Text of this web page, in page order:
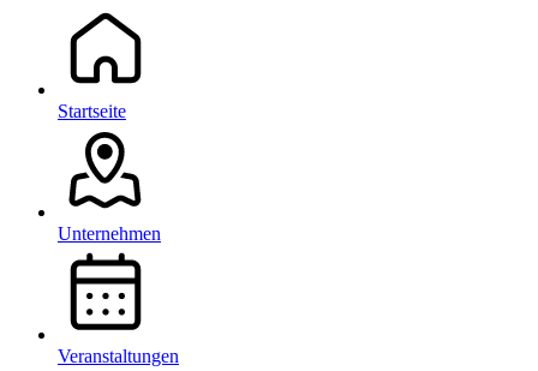
Startseite
Unternehmen
Veranstaltungen